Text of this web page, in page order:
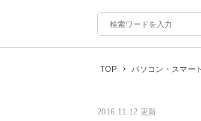
TOP パソコン・スマー
2016.11.12 更新